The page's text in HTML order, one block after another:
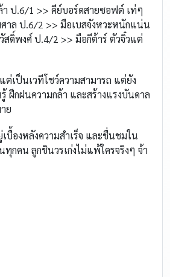
า ป.6/1 >> คีย์บอร์ดสายซอฟต์ เท่ๆ
ศาล ป.6/2 >> มือเบสจังหวะหนักแน่น
สดิ์พงศ์ ป.4/2 >> มือกีต้าร์ ตัวจิ๋วแต่
ต่เป็นเวทีโชว์ความสามารถ แต่ยัง
ฝึกฝนความกล้า และสร้างแรงบันดาล
ย
องหลังความสำเร็จ และชื่นชมใน
ทุกคน ลูกชินวรเก่งไม่แพ้ใครจริงๆ จ้า